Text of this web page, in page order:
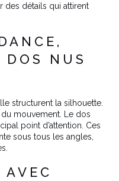
des détails qui attirent
DOS NUS
structurent la silhouette.
du mouvement. Le dos
point d’attention. Ces
sous tous les angles,